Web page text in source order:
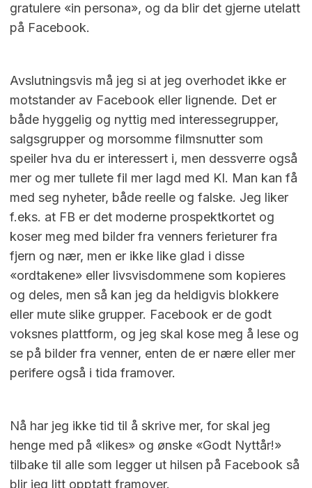
gratulere «in persona», og da blir det gjerne utelatt
på Facebook.
Avslutningsvis må jeg si at jeg overhodet ikke er
motstander av Facebook eller lignende. Det er
både hyggelig og nyttig med interessegrupper,
salgsgrupper og morsomme filmsnutter som
speiler hva du er interessert i, men dessverre også
mer og mer tullete fil mer lagd med KI. Man kan få
med seg nyheter, både reelle og falske. Jeg liker
f.eks. at FB er det moderne prospektkortet og
koser meg med bilder fra venners ferieturer fra
fjern og nær, men er ikke like glad i disse
«ordtakene» eller livsvisdommene som kopieres
og deles, men så kan jeg da heldigvis blokkere
eller mute slike grupper. Facebook er de godt
voksnes plattform, og jeg skal kose meg å lese og
se på bilder fra venner, enten de er nære eller mer
perifere også i tida framover.
Nå har jeg ikke tid til å skrive mer, for skal jeg
henge med på «likes» og ønske «Godt Nyttår!»
tilbake til alle som legger ut hilsen på Facebook så
blir jeg litt opptatt framover.